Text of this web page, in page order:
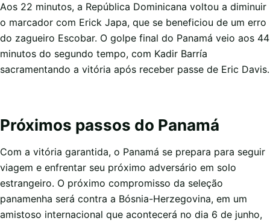
Aos 22 minutos, a República Dominicana voltou a diminuir
o marcador com Erick Japa, que se beneficiou de um erro
do zagueiro Escobar. O golpe final do Panamá veio aos 44
minutos do segundo tempo, com Kadir Barría
sacramentando a vitória após receber passe de Eric Davis.
Próximos passos do Panamá
Com a vitória garantida, o Panamá se prepara para seguir
viagem e enfrentar seu próximo adversário em solo
estrangeiro. O próximo compromisso da seleção
panamenha será contra a Bósnia-Herzegovina, em um
amistoso internacional que acontecerá no dia 6 de junho,